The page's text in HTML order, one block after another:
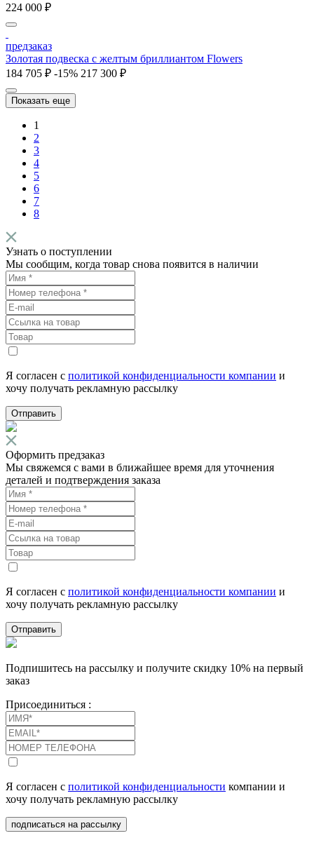
224 000 ₽
предзаказ
Золотая подвеска с желтым бриллиантом Flowers
184 705 ₽ -15% 217 300 ₽
Показать еще
1
2
3
4
5
6
7
8
Узнать о поступлении
Мы сообщим, когда товар снова появится в наличии
Я согласен с политикой конфиденциальности компании и
хочу получать рекламную рассылку
Отправить
Оформить предзаказ
Мы свяжемся с вами в ближайшее время для уточнения
деталей и подтверждения заказа
Я согласен с политикой конфиденциальности компании и
хочу получать рекламную рассылку
Отправить
Подпишитесь на рассылку и получите скидку 10% на первый
заказ
Присоединиться :
Я согласен с политикой конфиденциальности компании и
хочу получать рекламную рассылку
подписаться на рассылку